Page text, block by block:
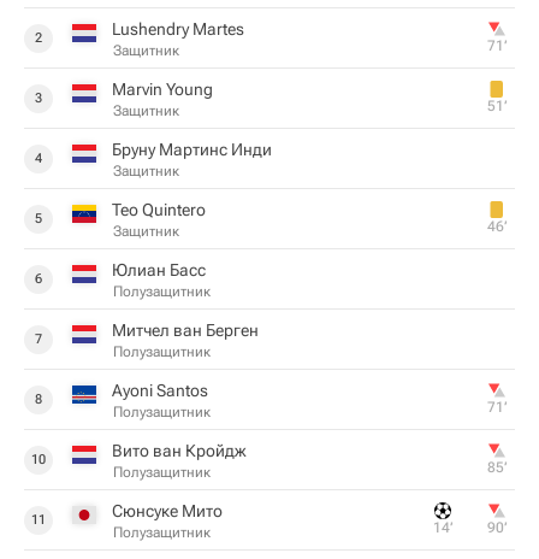
2 Lushendry Martes
Защитник 71‎’‎
3 Marvin Young
Защитник 51‎’‎
4 Бруну Мартинс Инди
Защитник
5 Teo Quintero
Защитник 46‎’‎
6 Юлиан Басс
Полузащитник
7 Митчел ван Берген
Полузащитник
8 Ayoni Santos
Полузащитник 71‎’‎
10 Вито ван Кройдж
Полузащитник 85‎’‎
11 Сюнсуке Мито
Полузащитник 14‎’‎ 90‎’‎